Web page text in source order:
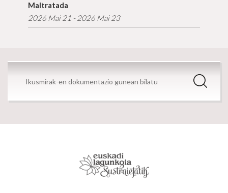
Maltratada
2026 Mai 21 - 2026 Mai 23
Dokumentazio gunea
Bilatu